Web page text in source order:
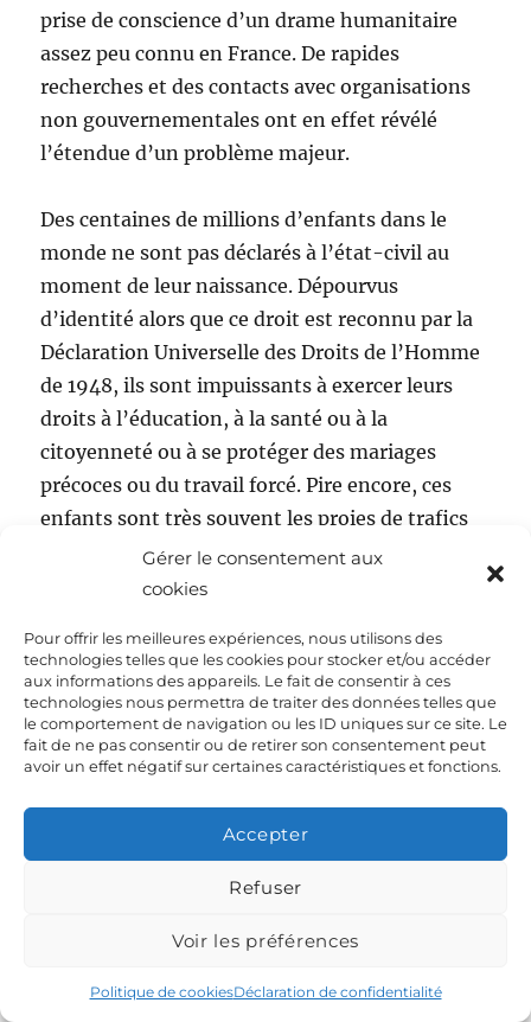
Gérer le consentement aux
cookies
Pour offrir les meilleures expériences, nous utilisons des
technologies telles que les cookies pour stocker et/ou accéder
aux informations des appareils. Le fait de consentir à ces
technologies nous permettra de traiter des données telles que
le comportement de navigation ou les ID uniques sur ce site. Le
fait de ne pas consentir ou de retirer son consentement peut
avoir un effet négatif sur certaines caractéristiques et fonctions.
Accepter
Refuser
Voir les préférences
Politique de cookiesDéclaration de confidentialité
prise de conscience d’un drame humanitaire
assez peu connu en France. De rapides
recherches et des contacts avec organisations
non gouvernementales ont en effet révélé
l’étendue d’un problème majeur.
Des centaines de millions d’enfants dans le
monde ne sont pas déclarés à l’état-civil au
moment de leur naissance. Dépourvus
d’identité alors que ce droit est reconnu par la
Déclaration Universelle des Droits de l’Homme
de 1948, ils sont impuissants à exercer leurs
droits à l’éducation, à la santé ou à la
citoyenneté ou à se protéger des mariages
précoces ou du travail forcé. Pire encore, ces
enfants sont très souvent les proies de trafics
mafieux, militaires ou sexuels.
désorganisation administrative ou l’absence
d’état, les situations de guerre et notamment
de guerre civile, la pauvreté et l’éloignement
des centres administratifs, les craintes
religieuses ou culturelles, ou encore des
des taux de déclarations des naissances
souvent inférieurs à trente pour cent et parfois
Il faut ajouter à ces graves atteintes aux droits